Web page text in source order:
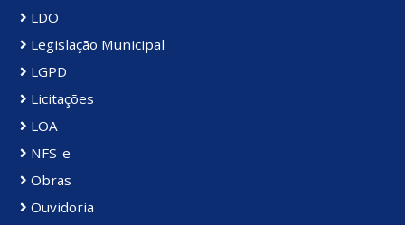
LDO
Legislação Municipal
LGPD
Licitações
LOA
NFS-e
Obras
Ouvidoria